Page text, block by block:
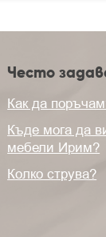
Често
Как да
Къде мога да
мебели Ирим?
Колко струва?